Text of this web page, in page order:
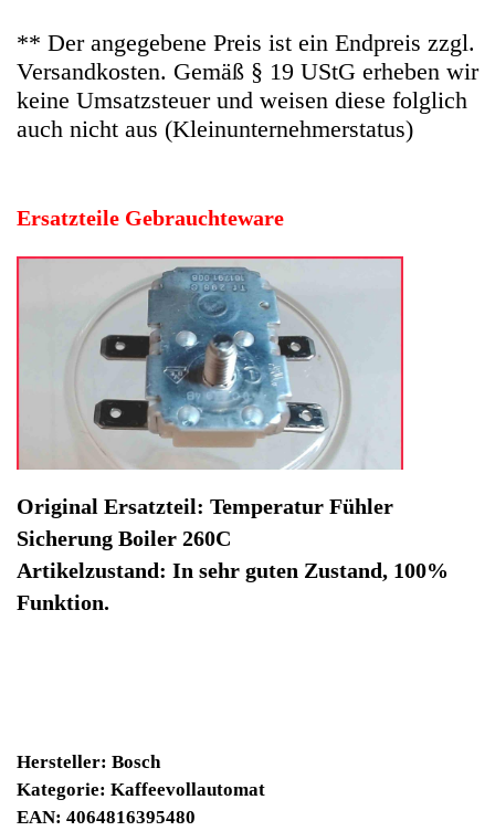
Original Ersatzteil: Temperatur Fühler
Sicherung Boiler 260C
Hersteller: Bosch
Kategorie: Kaffeevollautomat
EAN: 4064816395480
Herstellernummer: 161791.008
Produktart: Temperatur Fühler
Artikelzustand: Gebrauchteware
Temperatur Fühler Sicherung Boiler 260C Bosch Tassimo
CTPM01 -4. Original Ersatzteil: Temperatur Fühler
Sicherung Boiler 260C
Sofort lieferbar
Winpoints JACKPOT liegt bei:
Jetzt kaufen